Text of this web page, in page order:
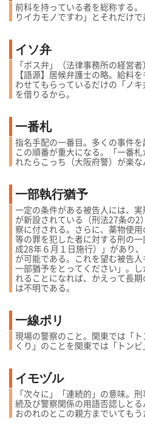
前科を持っている者を総称する
りイカモノですわ」とそれだけで
イソ弁
「ボス弁」（法律事務所の経営
【語源】居候弁護士の略。給料
わせてもらっているだけの「ノ
を借りるから。
一番札
指名手配の一番目。多くの事件を
この順番が重大になる。「一番
れたらこっち（大阪府警）が楽な
一部執行猶予
一定の条件がある被告人には、
が新設されている（刑法27条の
察に付される。さらに、薬物使
等の罪を犯した者に対する刑の
成28年６月１日施行）」があり
が可能である。これを望む被告
一部猶予をとってください」。
れることになれば、かえって長
は不明である。
一線ポリ
現場の警察のこと。関東では「
くり」のことを関東では「トンビ
イモヅル
「次々に」「連続的」の意味。
続及び警察関係の用語否認しとる
おのれのとこの親方までいてもう